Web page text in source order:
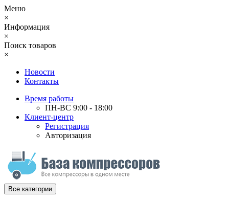
Меню
×
Информация
×
Поиск товаров
×
Новости
Контакты
Время работы
ПН-ВС 9:00 - 18:00
Клиент-центр
Регистрация
Авторизация
Все категории